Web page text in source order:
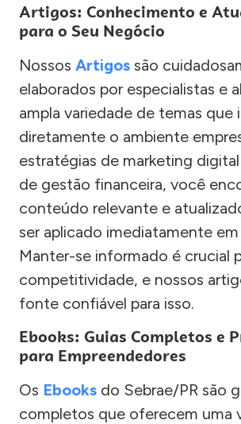
Artigos: Conhecimento e
para o Seu Negócio
Nossos Artigos são
elaborados por especialistas e
ampla variedade de temas que
diretamente o ambiente
estratégias de marketing
de gestão financeira, você
conteúdo relevante e
ser aplicado imediatamente em
Manter-se informado é crucial
competitividade, e nossos
fonte confiável para isso.
Ebooks: Guias Completos e
para Empreendedores
Os Ebooks do Sebrae/PR são
completos que oferecem uma